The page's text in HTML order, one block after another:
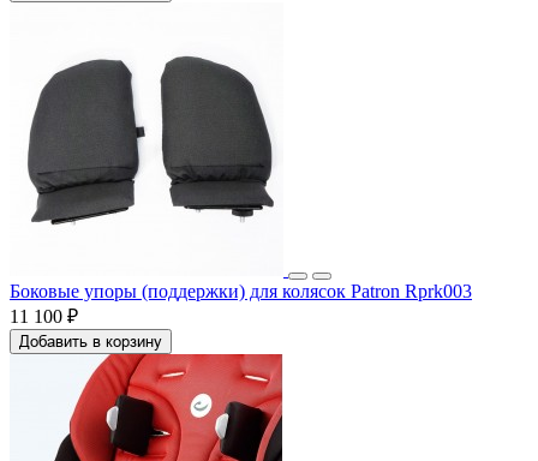
Боковые упоры (поддержки) для колясок Patron Rprk003
11 100 ₽
Добавить в корзину